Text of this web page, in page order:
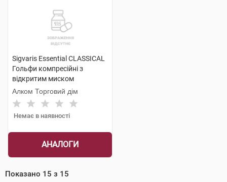
Sigvaris Essential CLASSICAL
Гольфи компресійні з
відкритим миском
компресія 2 medium 1 пара
Алком Торговий дім
Немає в наявності
АНАЛОГИ
Показано 15 з 15